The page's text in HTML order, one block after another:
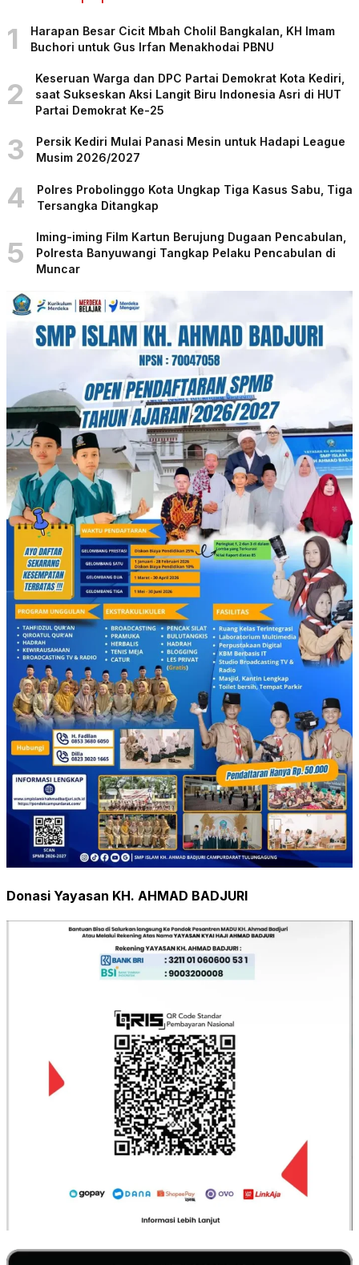
1
Harapan Besar Cicit Mbah Cholil Bangkalan, KH Imam
Buchori untuk Gus Irfan Menakhodai PBNU
2
Keseruan Warga dan DPC Partai Demokrat Kota Kediri,
saat Sukseskan Aksi Langit Biru Indonesia Asri di HUT
Partai Demokrat Ke-25
3
Persik Kediri Mulai Panasi Mesin untuk Hadapi League
Musim 2026/2027
4
Polres Probolinggo Kota Ungkap Tiga Kasus Sabu, Tiga
Tersangka Ditangkap
5
Iming-iming Film Kartun Berujung Dugaan Pencabulan,
Polresta Banyuwangi Tangkap Pelaku Pencabulan di
Muncar
Donasi Yayasan KH. AHMAD BADJURI